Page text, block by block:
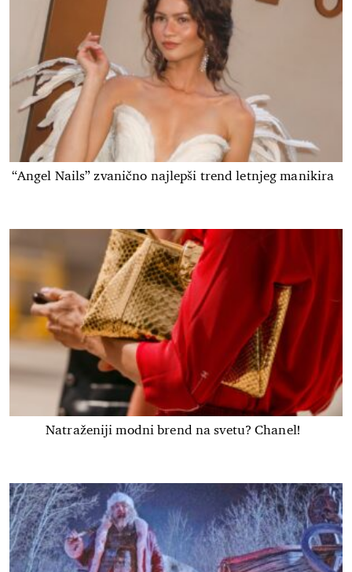
“Angel Nails” zvanično najlepši trend letnjeg manikira
Natraženiji modni brend na svetu? Chanel!